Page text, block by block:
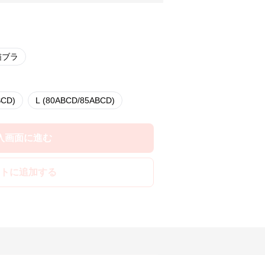
ラ
L (80ABCD/85ABCD)
画面に進む
に追加する